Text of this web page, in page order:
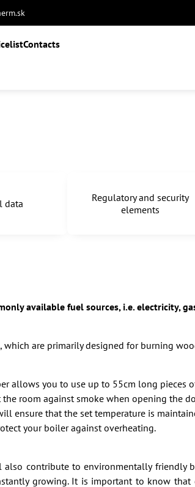
Contacts
data
Regulatory and security
elements
available fuel sources, i.e. electricity,
are primarily designed for burning
allows you to use up to 55cm long pieces
room against smoke when opening the
ensure that the set temperature is
your boiler against overheating.
contribute to environmentally friendly
growing. It is important to know